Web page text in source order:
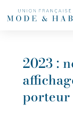
2023 :
porteur